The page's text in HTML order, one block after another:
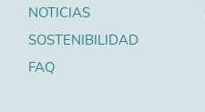
NOTICIAS
SOSTENIBILIDAD
FAQ